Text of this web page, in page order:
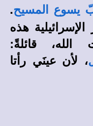
يسوع المسيح.
هذه
الله، قائلةً:
، لأن عينَي رأتا